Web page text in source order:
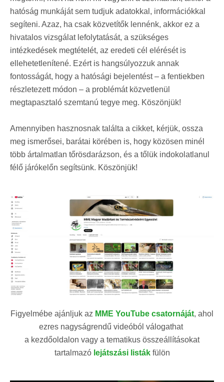
hatóság munkáját sem tudjuk adatokkal, információkkal
segíteni. Azaz, ha csak közvetítők lennénk, akkor ez a
hivatalos vizsgálat lefolytatását, a szükséges
intézkedések megtételét, az eredeti cél elérését is
ellehetetlenítené. Ezért is hangsúlyozzuk annak
fontosságát, hogy a hatósági bejelentést – a fentiekben
részletezett módon – a problémát közvetlenül
megtapasztaló szemtanú tegye meg. Köszönjük!
Amennyiben hasznosnak találta a cikket, kérjük, ossza
meg ismerősei, barátai körében is, hogy közösen minél
több ártalmatlan tőrösdarázson, és a tőlük indokolatlanul
félő járókelőn segítsünk. Köszönjük!
Figyelmébe ajánljuk az MME YouTube csatornáját, ahol
ezres nagyságrendű videóból válogathat
a kezdőoldalon vagy a tematikus összeállításokat
tartalmazó lejátszási listákfülön